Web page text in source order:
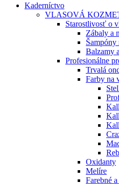
Kaderníctvo
VLASOVÁ
Starostlivosť o
Zábaly a
Šampóny
Balzamy
Profesionálne
Trvalá
Farby na
Oxidanty
Melíre
Farebné